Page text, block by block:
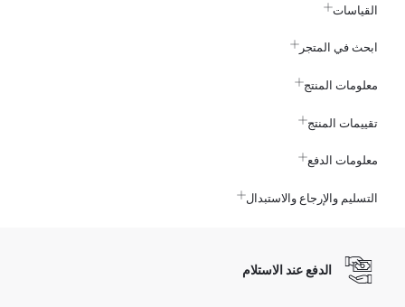
القياسات
ابحث في المتجر
معلومات المنتج
تقييمات المنتج
معلومات الدفع
التسليم والإرجاع والاستبدال
الدفع عند الاستلام